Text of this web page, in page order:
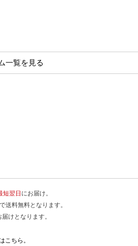
一覧を見る
短翌日 にお届け。
送料無料となります。
けとなります。
こちら。